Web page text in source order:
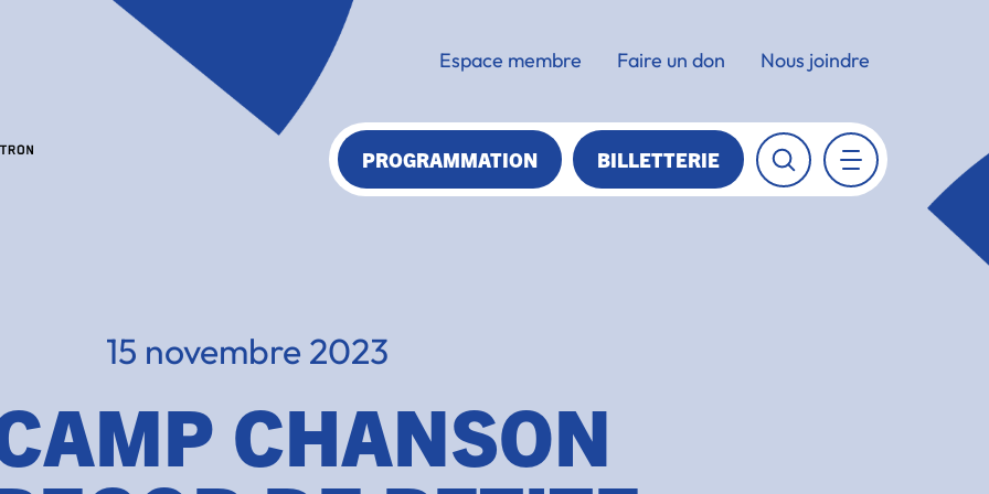
Espace membre Faire un don Nous joindre
PROGRAMMATION BILLETTERIE
15 novembre 2023
CHANSON